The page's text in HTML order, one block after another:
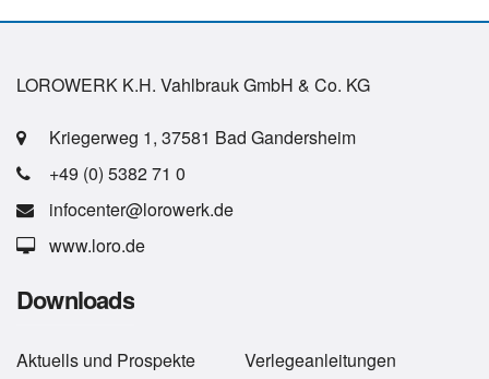
LOROWERK K.H. Vahlbrauk GmbH & Co. KG
Kriegerweg 1, 37581 Bad Gandersheim
+49 (0) 5382 71 0
infocenter@lorowerk.de
www.loro.de
Downloads
Aktuells und Prospekte
Verlegeanleitungen